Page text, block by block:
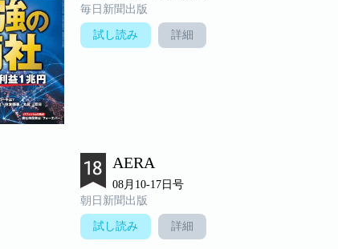
毎日新聞出版
試し読み 詳細
AERA
08月10-17日号
朝日新聞出版
試し読み 詳細